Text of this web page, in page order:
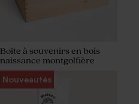
Boîte à souvenirs en bois
naissance montgolfière
Nouveautés